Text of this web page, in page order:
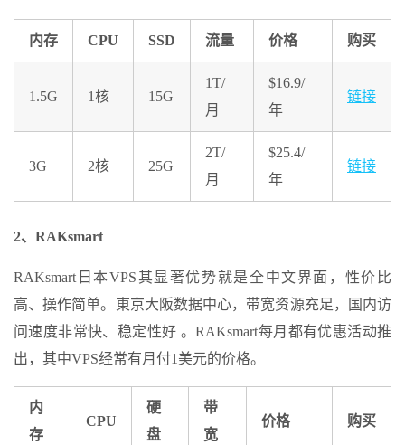
内存 CPU SSD 流量 价格 购买
1.5G 1核 15G
1T/
月
$16.9/
年
链接
3G 2核 25G
2T/
月
$25.4/
年
链接
2、RAKsmart
RAKsmart日本VPS其显著优势就是全中文界面，性价比
高、操作简单。東京大阪数据中心，带宽资源充足，国内访
问速度非常快、稳定性好 。RAKsmart每月都有优惠活动推
出，其中VPS经常有月付1美元的价格。
内
存
CPU
硬
盘
带
宽
价格 购买